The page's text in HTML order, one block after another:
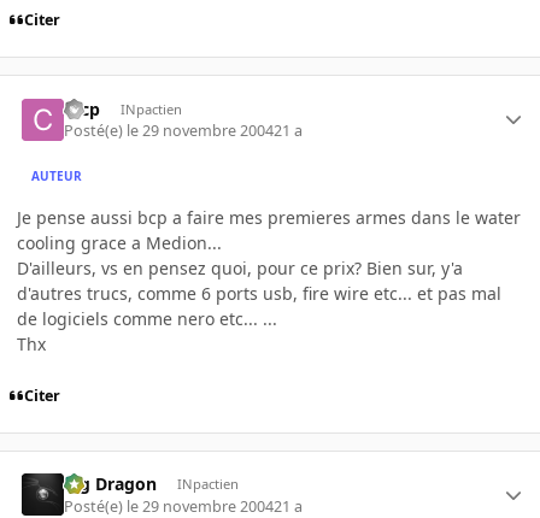
Citer
cccp INpactien
Posté(e) le 29 novembre 200421 a
AUTEUR
Je pense aussi bcp a faire mes premieres armes dans le water
cooling grace a Medion...
D'ailleurs, vs en pensez quoi, pour ce prix? Bien sur, y'a
d'autres trucs, comme 6 ports usb, fire wire etc... et pas mal
de logiciels comme nero etc... ...
Thx
Citer
Big Dragon INpactien
Posté(e) le 29 novembre 200421 a